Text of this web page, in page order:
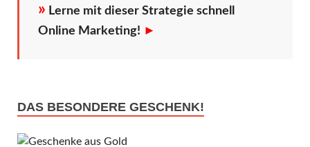
» Lerne mit dieser Strategie schnell
Online Marketing! ►
DAS BESONDERE GESCHENK!